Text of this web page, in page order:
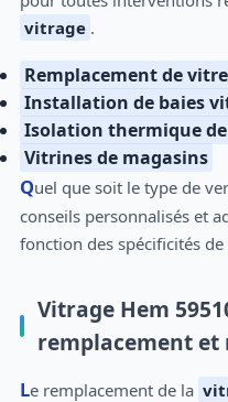
vitrage .
Remplacement de
Installation de baies
Isolation thermique
Vitrines de magasins
Quel que soit le type de verre que vous souhaitez, des
conseils personnalisés et
fonction des spécificités
Vitrage Hem
remplacement
Le remplacement de la